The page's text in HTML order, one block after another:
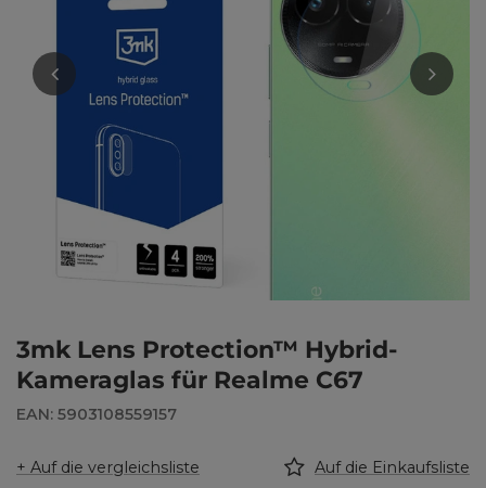
3mk Lens Protection™ Hybrid-
Kameraglas für Realme C67
EAN: 5903108559157
+ Auf die vergleichsliste Auf die Einkaufsliste